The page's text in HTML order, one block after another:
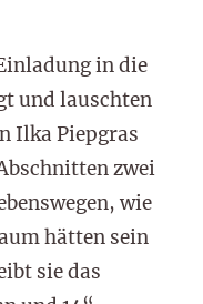
in die
und lauschten
Ilka Piepgras
zwei
wie
hätten sein
sie das